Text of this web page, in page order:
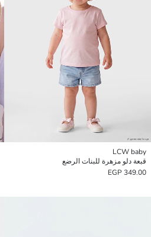
LCW baby
قبعة دلو مزهرة للبنات الرضع
349.00 EGP